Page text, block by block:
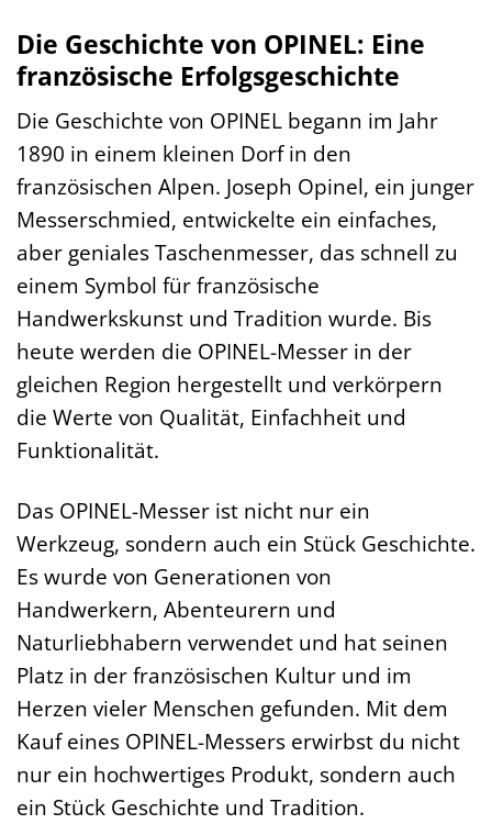
Die Geschichte von OPINEL: Eine
französische Erfolgsgeschichte
Die Geschichte von OPINEL begann im Jahr
1890 in einem kleinen Dorf in den
französischen Alpen. Joseph Opinel, ein junger
Messerschmied, entwickelte ein einfaches,
aber geniales Taschenmesser, das schnell zu
einem Symbol für französische
Handwerkskunst und Tradition wurde. Bis
heute werden die OPINEL-Messer in der
gleichen Region hergestellt und verkörpern
die Werte von Qualität, Einfachheit und
Funktionalität.
Das OPINEL-Messer ist nicht nur ein
Werkzeug, sondern auch ein Stück Geschichte.
Es wurde von Generationen von
Handwerkern, Abenteurern und
Naturliebhabern verwendet und hat seinen
Platz in der französischen Kultur und im
Herzen vieler Menschen gefunden. Mit dem
Kauf eines OPINEL-Messers erwirbst du nicht
nur ein hochwertiges Produkt, sondern auch
ein Stück Geschichte und Tradition.